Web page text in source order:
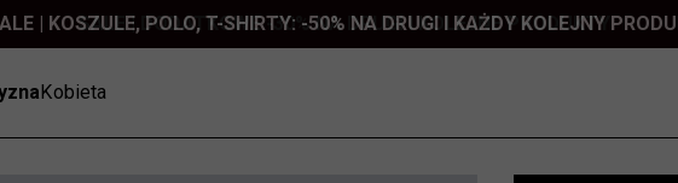
| KOSZULE, POLO, T-SHIRTY: -50% NA DRUGI I KAŻDY KOLEJNY
Kobieta